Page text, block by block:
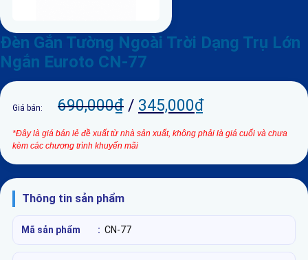
Đèn Gắn Tường Ngoài Trời Dạng Trụ Lớn
Ngắn Euroto CN-77
Giá bán: 690,000₫ / 345,000₫
*Đây là giá bán lẻ đề xuất từ nhà sản xuất, không phải là giá cuối và chưa
kèm các chương trình khuyến mãi
Thông tin sản phẩm
Mã sản phẩm : CN-77